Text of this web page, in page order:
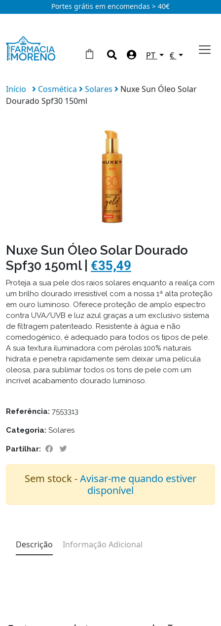
Portes grátis em encomendas > 40€
PT €
Início Cosmética Solares
Nuxe Sun Óleo Solar
Dourado Spf30 150ml
Nuxe Sun Óleo Solar Dourado
Spf30 150ml | €35,49
Proteja a sua pele dos raios solares enquanto a realça com
um brilho dourado irresistível com a nossa 1ª alta proteção
em ouro luminoso. Oferece proteção de amplo espectro
contra UVA/UVB e luz azul graças a um exclusivo sistema
de filtragem patenteado. Resistente à água e não
comedogénico, é adequado para todos os tipos de pele.
A sua textura iluminadora com pérolas 100% naturais
hidrata e penetra rapidamente sem deixar uma película
oleosa, para sublimar todos os tons de pele com um
incrível acabamento dourado luminoso.
Referência: 7553313
Categoria: Solares
Partilhar:
Sem stock -Avisar-me quando estiver
disponível
Descrição Informação Adicional